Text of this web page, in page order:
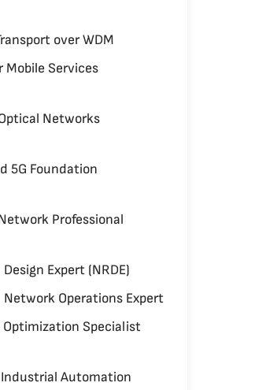
over WDM
Mobile Services
Networks
5G Foundation
Professional
Expert (NRDE)
Network Operations Expert
Optimization Specialist
Automation